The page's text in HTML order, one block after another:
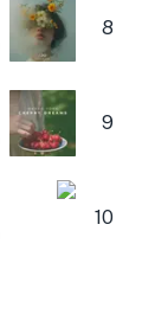
8
9
10